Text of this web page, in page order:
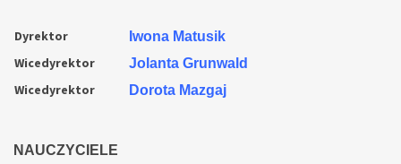
Dyrektor Iwona Matusik
Wicedyrektor Jolanta Grunwald
Wicedyrektor Dorota Mazgaj
NAUCZYCIELE